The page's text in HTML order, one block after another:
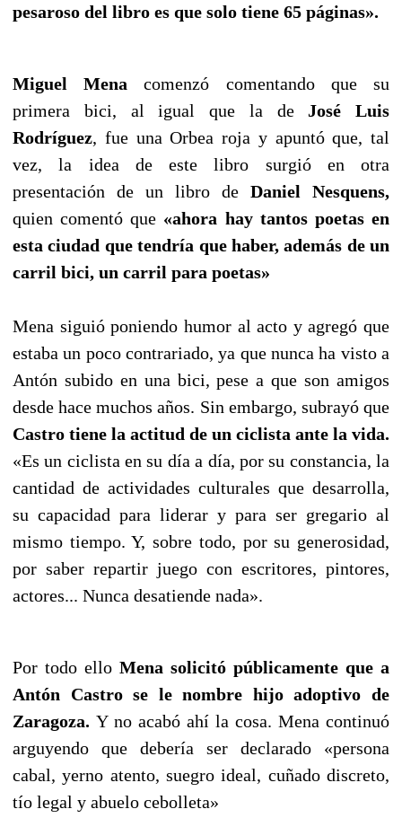
pesaroso del libro es que solo tiene 65 páginas».
Miguel Mena comenzó comentando que su
primera bici, al igual que la deJosé Luis
Rodríguez, fue una Orbea roja y apuntó que, tal
vez, la idea de este libro surgió en otra
presentación de un libro de Daniel Nesquens,
quien comentó que «ahora hay tantos poetas en
esta ciudad que tendría que haber, además de un
carril bici, un carril para poetas»
Mena siguió poniendo humor al acto y agregó que
estaba un poco contrariado, ya que nunca ha visto a
Antón subido en una bici, pese a que son amigos
desde hace muchos años. Sin embargo, subrayó que
Castro tiene la actitud de un ciclista ante la vida.
«Es un ciclista en su día a día, por su constancia, la
cantidad de actividades culturales que desarrolla,
su capacidad para liderar y para ser gregario al
mismo tiempo. Y, sobre todo, por su generosidad,
por saber repartir juego con escritores, pintores,
actores... Nunca desatiende nada».
Por todo ello Mena solicitó públicamente que a
Antón Castro se le nombre hijo adoptivo de
Zaragoza. Y no acabó ahí la cosa. Mena continuó
arguyendo que debería ser declarado «persona
cabal, yerno atento, suegro ideal, cuñado discreto,
tío legal y abuelo cebolleta»